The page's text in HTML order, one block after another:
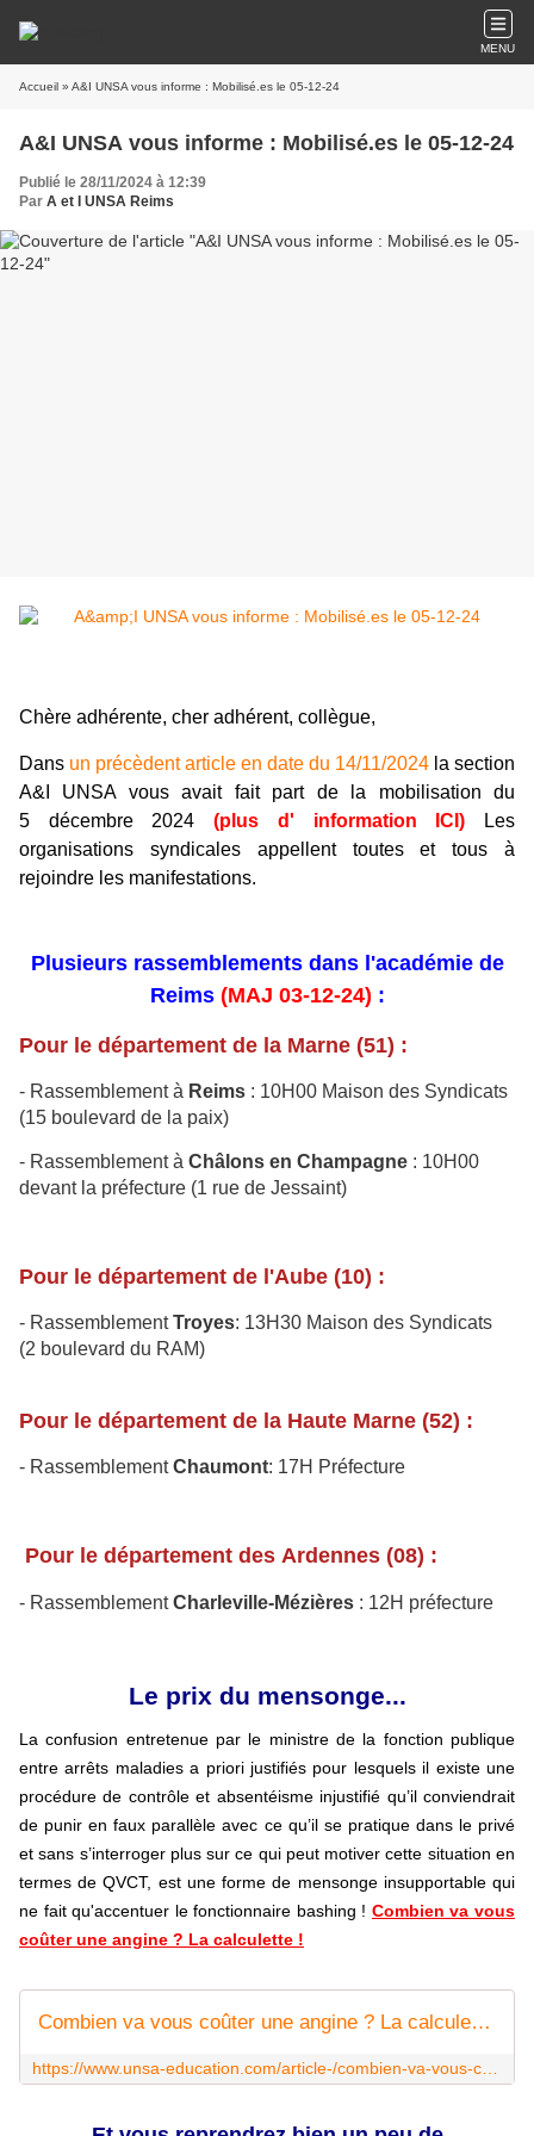
MENU
Accueil » A&I UNSA vous informe : Mobilisé.es le 05-12-24
A&I UNSA vous informe : Mobilisé.es le 05-12-24
Publié le 28/11/2024 à 12:39
Par A et I UNSA Reims
Chère adhérente, cher adhérent, collègue,
Dans un précèdent article en date du 14/11/2024 la section
A&I UNSA vous avait fait part de la mobilisation du
5 décembre 2024(plus d' information ICI) Les
organisations syndicales appellent toutes et tous à
rejoindre les manifestations.
Plusieurs rassemblements dans l'académie de
Reims (MAJ 03-12-24) :
Pour le département de la Marne (51) :
- Rassemblement à Reims : 10H00 Maison des Syndicats
(15 boulevard de la paix)
- Rassemblement à Châlons en Champagne : 10H00
devant la préfecture (1 rue de Jessaint)
Pour le département de l'Aube (10) :
- RassemblementTroyes: 13H30 Maison des Syndicats
(2 boulevard du RAM)
Pour le département de la Haute Marne (52) :
- RassemblementChaumont: 17H Préfecture
Pour le département des Ardennes (08) :
- RassemblementCharleville-Mézières : 12H préfecture
Le prix du mensonge...
La confusion entretenue par le ministre de la fonction publique
entre arrêts maladies a priori justifiés pour lesquels il existe une
procédure de contrôle et absentéisme injustifié qu’il conviendrait
de punir en faux parallèle avec ce qu’il se pratique dans le privé
et sans s’interroger plus sur ce qui peut motiver cette situation en
termes de QVCT, est une forme de mensonge insupportable qui
ne fait qu'accentuer le fonctionnaire bashing ! Combien va vous
coûter une angine ? La calculette !
Combien va vous coûter une angine ? La calculette UNSA à votre disposition - UNSA‑Education.com